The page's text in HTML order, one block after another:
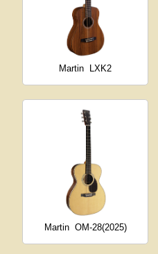
Martin LXK2
Martin OM-28(2025)